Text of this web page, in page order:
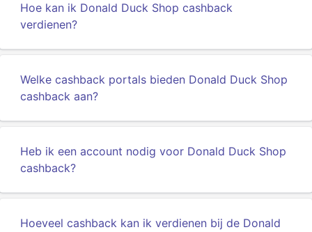
Hoe kan ik Donald Duck Shop cashback
verdienen?
Welke cashback portals bieden Donald Duck Shop
cashback aan?
Heb ik een account nodig voor Donald Duck Shop
cashback?
Hoeveel cashback kan ik verdienen bij de Donald